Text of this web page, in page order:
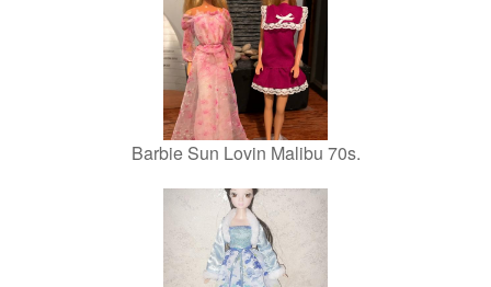
Barbie Sun Lovin Malibu 70s.